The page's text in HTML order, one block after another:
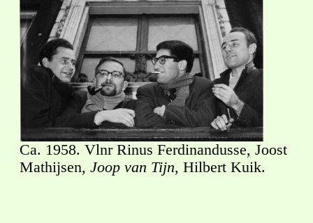
Ca. 1958. Vlnr Rinus Ferdinandusse, Joost
Mathijsen, Joop van Tijn, Hilbert Kuik.